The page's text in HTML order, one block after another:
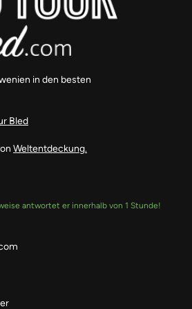
in den besten
Bled
Weltentdeckung.
antwortet er innerhalb von 1 Stunde!